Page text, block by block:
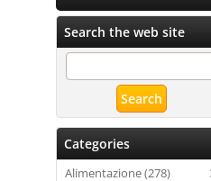
Search the web site
Categories
Alimentazione (278)